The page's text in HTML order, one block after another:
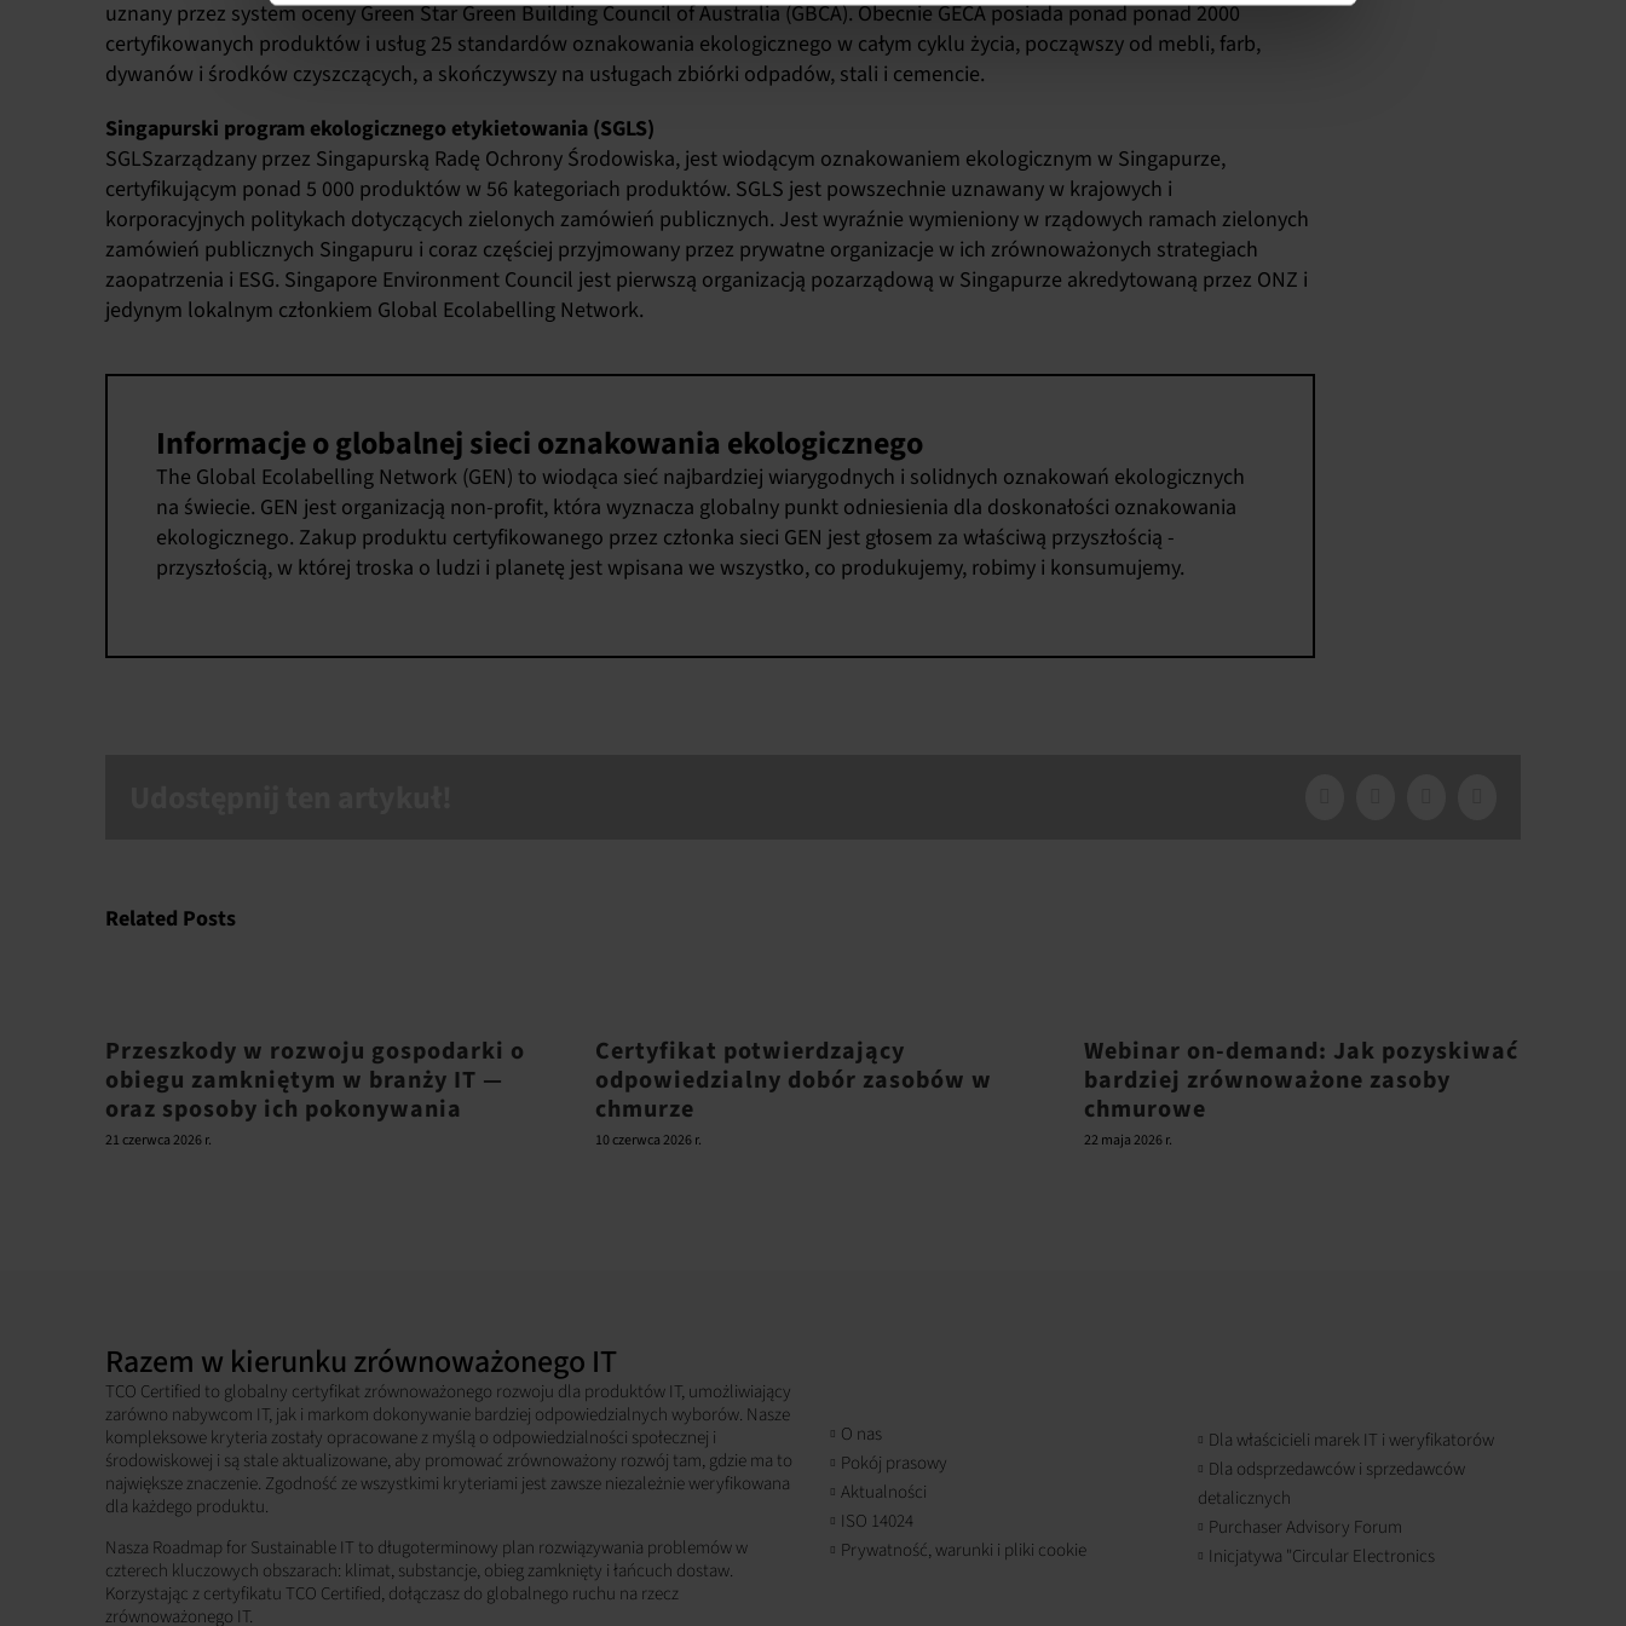
uznany przez system oceny Green Star Green Building Council of Australia (GBCA). Obecnie GECA posiada ponadponad 2000
certyfikowanych produktów i usług25 standardów oznakowania ekologicznego w całym cyklu życia, począwszy od mebli, farb,
dywanów i środków czyszczących, a skończywszy na usługach zbiórki odpadów, stali i cemencie.
Singapurski program ekologicznego etykietowania (SGLS)
SGLSzarządzany przez Singapurską Radę Ochrony Środowiska, jest wiodącym oznakowaniem ekologicznym w Singapurze,
certyfikującym ponad 5 000 produktów w 56 kategoriach produktów. SGLS jest powszechnie uznawany w krajowych i
korporacyjnych politykach dotyczących zielonych zamówień publicznych. Jest wyraźnie wymieniony w rządowych ramach zielonych
zamówień publicznych Singapuru i coraz częściej przyjmowany przez prywatne organizacje w ich zrównoważonych strategiach
zaopatrzenia i ESG. Singapore Environment Council jest pierwszą organizacją pozarządową w Singapurze akredytowaną przez ONZ i
jedynym lokalnym członkiem Global Ecolabelling Network.
Informacje o globalnej sieci oznakowania ekologicznego
The Global Ecolabelling Network (GEN) to wiodąca sieć najbardziej wiarygodnych i solidnych oznakowań ekologicznych
na świecie. GEN jest organizacją non-profit, która wyznacza globalny punkt odniesienia dla doskonałości oznakowania
ekologicznego. Zakup produktu certyfikowanego przez członka sieci GEN jest głosem za właściwą przyszłością -
przyszłością, w której troska o ludzi i planetę jest wpisana we wszystko, co produkujemy, robimy i konsumujemy.
Related Posts
Przeszkody w rozwoju gospodarki o
obiegu zamkniętym w branży IT —
oraz sposoby ich pokonywania
21 czerwca 2026 r.
Certyfikat potwierdzający
odpowiedzialny dobór zasobów w
chmurze
10 czerwca 2026 r.
Webinar on-demand: Jak pozyskiwać
bardziej zrównoważone zasoby
chmurowe
22 maja 2026 r.
Razem w kierunku zrównoważonego IT
TCO Certified to globalny certyfikat zrównoważonego rozwoju dla produktów IT, umożliwiający
zarówno nabywcom IT, jak i markom dokonywanie bardziej odpowiedzialnych wyborów. Nasze
kompleksowe kryteria zostały opracowane z myślą o odpowiedzialności społecznej i
środowiskowej i są stale aktualizowane, aby promować zrównoważony rozwój tam, gdzie ma to
największe znaczenie. Zgodność ze wszystkimi kryteriami jest zawsze niezależnie weryfikowana
dla każdego produktu.
Nasza Roadmap for Sustainable IT to długoterminowy plan rozwiązywania problemów w
czterech kluczowych obszarach: klimat, substancje, obieg zamknięty i łańcuch dostaw.
Korzystając z certyfikatu TCO Certified, dołączasz do globalnego ruchu na rzecz
zrównoważonego IT.
O nas
Pokój prasowy
Aktualności
ISO 14024
Prywatność, warunki i pliki cookie
Dla właścicieli marek IT i weryfikatorów
Dla odsprzedawców i sprzedawców
detalicznych
Purchaser Advisory Forum
Inicjatywa "Circular Electronics